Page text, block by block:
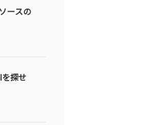
ースの
探せ